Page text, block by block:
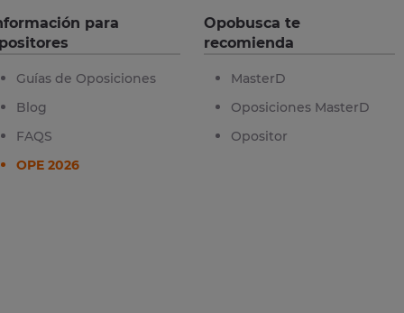
para
Guías de Oposiciones
Blog
FAQS
OPE 2026
Opobusca te
recomienda
MasterD
Oposiciones MasterD
Opositor